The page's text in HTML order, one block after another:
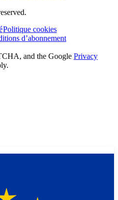
Politique cookies
d’abonnement
and the Google Privacy